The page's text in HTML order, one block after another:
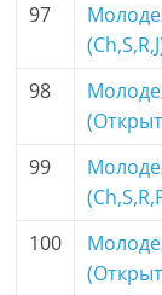
97
98
99
100